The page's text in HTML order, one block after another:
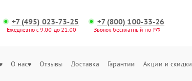
+7 (495) 023-73-25
Ежедневно с 9:00 до 21:00
+7 (800) 100-33-26
Звонок бесплатный по РФ
О нас Отзывы Доставка Гарантии Акции и скидки